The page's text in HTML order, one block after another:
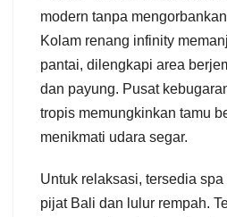
modern tanpa
Kolam renang infinity
pantai, dilengkapi area
dan payung. Pusat
tropis memungkinkan tamu
menikmati udara segar.
Untuk relaksasi, tersedia
pijat Bali dan lulur rempah.